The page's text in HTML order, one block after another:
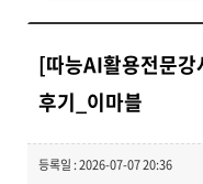
[따능AI활용전문
후기_이마블
등록일 : 2026-07-07 20:36